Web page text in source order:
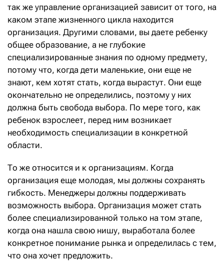
так же управление организацией зависит от того, на
каком этапе жизненного цикла находится
организация. Другими словами, вы даете ребенку
общее образование, а не глубокие
специализированные знания по одному предмету,
потому что, когда дети маленькие, они еще не
знают, кем хотят стать, когда вырастут. Они еще
окончательно не определились, поэтому у них
должна быть свобода выбора. По мере того, как
ребенок взрослеет, перед ним возникает
необходимость специализации в конкретной
области.
То же относится и к организациям. Когда
организация еще молодая, мы должны сохранять
гибкость. Менеджеры должны поддерживать
возможность выбора. Организация может стать
более специализированной только на том этапе,
когда она нашла свою нишу, выработала более
конкретное понимание рынка и определилась с тем,
что она хочет предложить.